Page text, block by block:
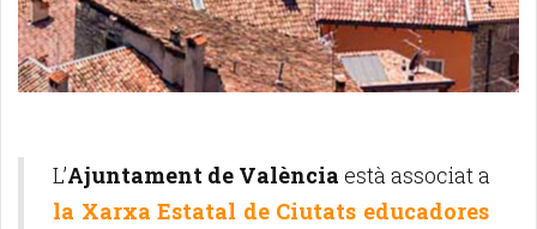
L’Ajuntament de València està associat a
la Xarxa Estatal de Ciutats educadores